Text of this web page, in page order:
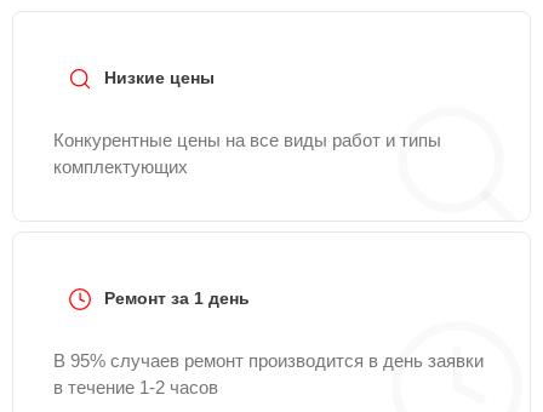
Низкие цены
Конкурентные цены на все виды работ и типы
комплектующих
Ремонт за 1 день
В 95% случаев ремонт производится в день заявки
в течение 1-2 часов